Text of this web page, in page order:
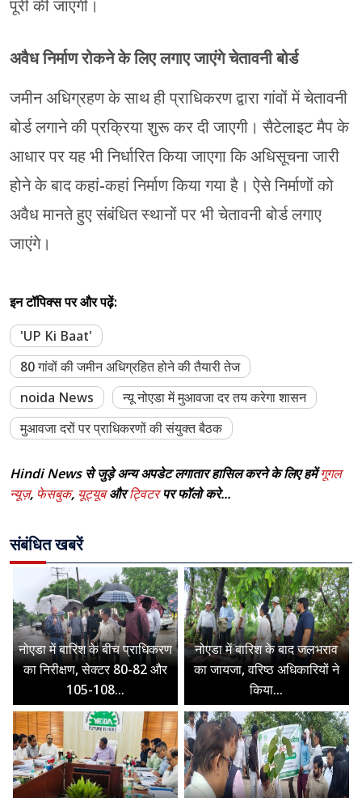
पूरी की जाएगी।
अवैध निर्माण रोकने के लिए लगाए जाएंगे चेतावनी बोर्ड
जमीन अधिग्रहण के साथ ही प्राधिकरण द्वारा गांवों में चेतावनी
बोर्ड लगाने की प्रक्रिया शुरू कर दी जाएगी। सैटेलाइट मैप के
आधार पर यह भी निर्धारित किया जाएगा कि अधिसूचना जारी
होने के बाद कहां-कहां निर्माण किया गया है। ऐसे निर्माणों को
अवैध मानते हुए संबंधित स्थानों पर भी चेतावनी बोर्ड लगाए
जाएंगे।
इन टॉपिक्स पर और पढ़ें:
'UP Ki Baat'
80 गांवों की जमीन अधिग्रहित होने की तैयारी तेज
noida News
न्यू नोएडा में मुआवजा दर तय करेगा शासन
मुआवजा दरों पर प्राधिकरणों की संयुक्त बैठक
Hindi News से जुड़े अन्य अपडेट लगातार हासिल करने के लिए हमेंगूगल
न्यूज़, फेसबुक, यूट्यूबऔरट्विटरपर फॉलो करे...
संबंधित खबरें
नोएडा में बारिश के बीच प्राधिकरण
का निरीक्षण, सेक्टर 80-82 और
105-108...
नोएडा में बारिश के बाद जलभराव
का जायजा, वरिष्ठ अधिकारियों ने
किया...